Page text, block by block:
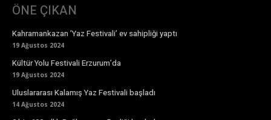
ÖNE ÇIKAN
Kahramankazan ’Yaz Festivali’ ev sahipliği yaptı
19 Ağustos 2024
Kültür Yolu Festivali Erzurum’da
19 Ağustos 2024
Uluslararası Kalamış Yaz Festivali başladı
14 Ağustos 2024